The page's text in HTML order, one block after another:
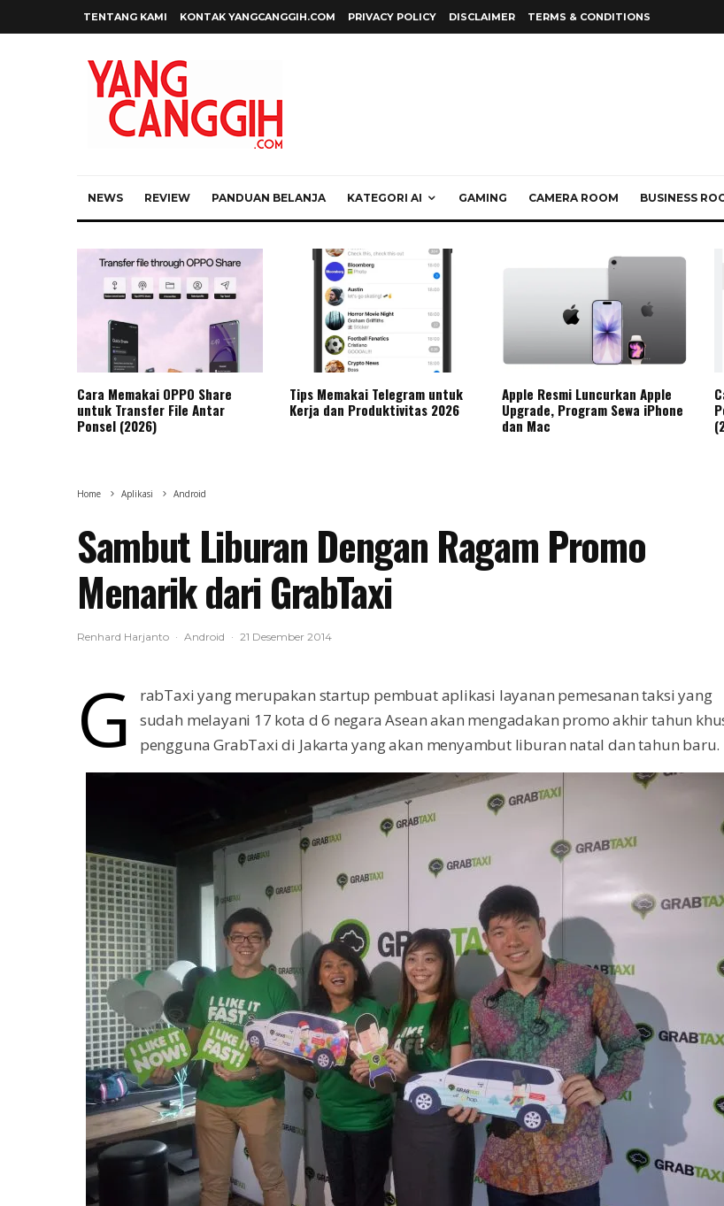
TENTANG KAMI KONTAK YANGCANGGIH.COM PRIVACY POLICY DISCLAIMER TERMS & CONDITIONS
NEWS REVIEW PANDUAN BELANJA KATEGORI AI GAMING CAMERA ROOM BUSINESS
Cara Memakai OPPO Share
untuk Transfer File Antar
Ponsel (2026)
Tips Memakai Telegram untuk
Kerja dan Produktivitas 2026
Apple Resmi Luncurkan Apple
Upgrade, Program Sewa iPhone
dan Mac
Home Aplikasi Android
Sambut Liburan Dengan Ragam Promo
Menarik dari GrabTaxi
Renhard Harjanto · Android · 21 Desember 2014
G
rabTaxi yang merupakan startup pembuat aplikasi layanan pemesanan taksi yang
sudah melayani 17 kota d 6 negara Asean akan mengadakan promo akhir tahun
pengguna GrabTaxi di Jakarta yang akan menyambut liburan natal dan tahun baru.